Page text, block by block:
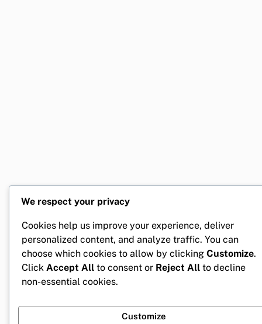
We respect your privacy
Cookies help us improve your experience, deliver
personalized content, and analyze traffic. You can
choose which cookies to allow by clicking Customize.
Click Accept All to consent or Reject All to decline
non-essential cookies.
Customize